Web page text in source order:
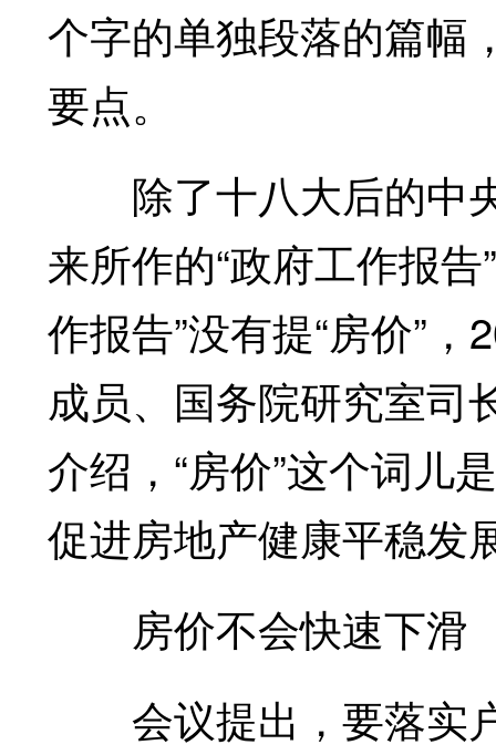
个字的单独段落的篇幅
要点。
除了十八大后的中
来所作的“政府工作报
作报告”没有提“房价”
成员、国务院研究室司
介绍，“房价”这个词儿
促进房地产健康平稳发
房价不会快速下滑
会议提出，要落实